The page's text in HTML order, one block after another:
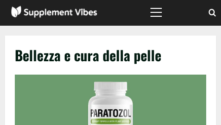
Menù
Bellezza e cura della pelle